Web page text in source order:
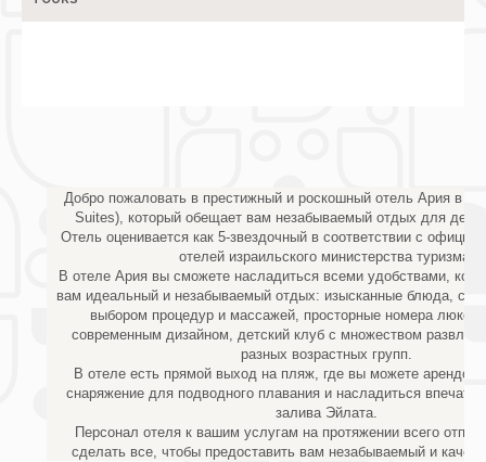
Добро пожаловать в престижный и роскошный отель Ария в
Suites), который обещает вам незабываемый отдых для
Отель оценивается как 5-звездочный в соответствии с
отелей израильского министерства туризма.
В отеле Ария вы сможете насладиться всеми удобствами,
вам идеальный и незабываемый отдых: изысканные блюда,
выбором процедур и массажей, просторные номера люкс,
современным дизайном, детский клуб с множеством
разных возрастных групп.
В отеле есть прямой выход на пляж, где вы можете
снаряжение для подводного плавания и насладиться
залива Эйлата.
Персонал отеля к вашим услугам на протяжении всего
сделать все, чтобы предоставить вам незабываемый и